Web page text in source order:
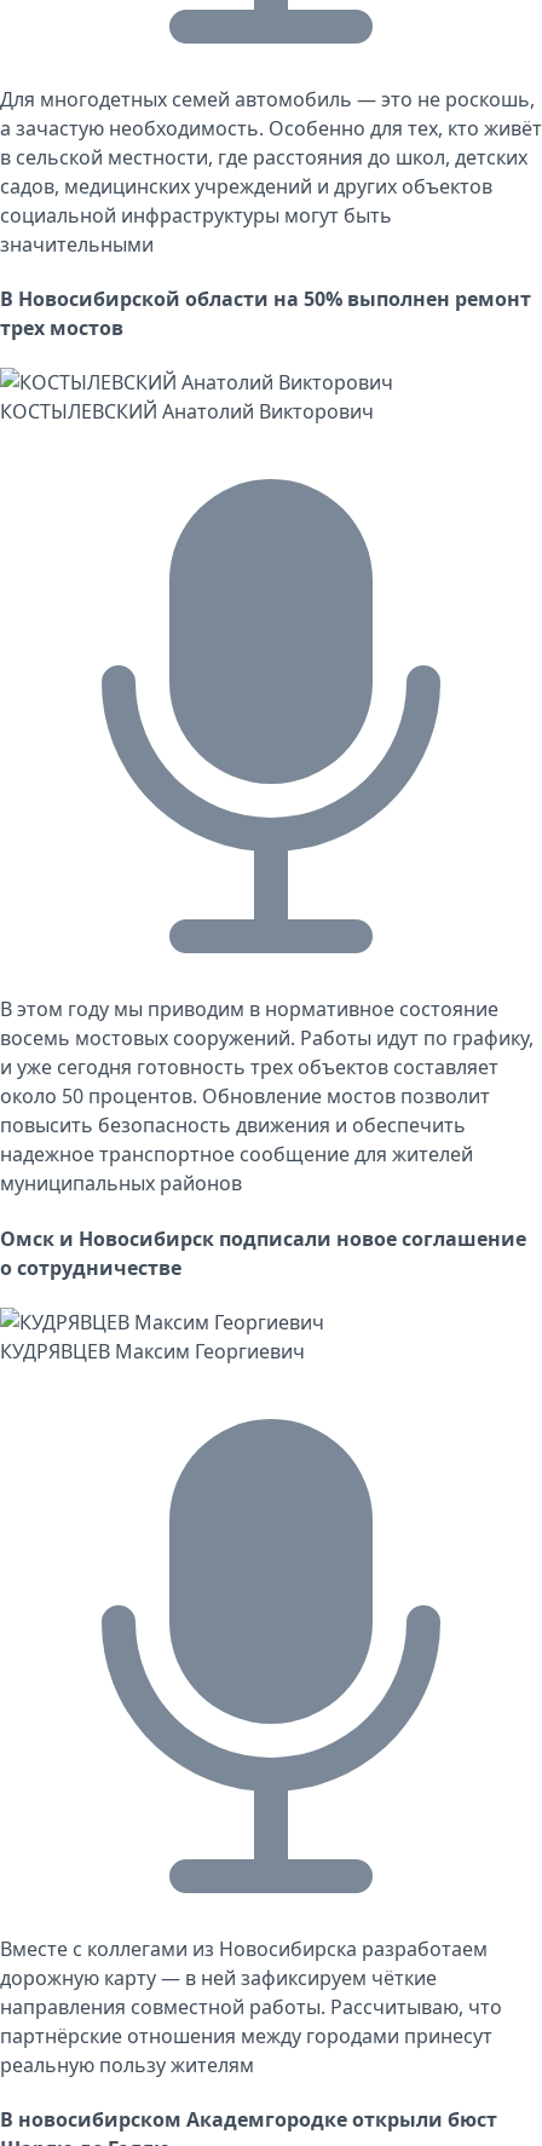
Для многодетных семей автомобиль — это не роскошь,
а зачастую необходимость. Особенно для тех, кто живёт
в сельской местности, где расстояния до школ, детских
садов, медицинских учреждений и других объектов
социальной инфраструктуры могут быть
значительными
В Новосибирской области на 50% выполнен ремонт
трех мостов
КОСТЫЛЕВСКИЙ Анатолий Викторович
В этом году мы приводим в нормативное состояние
восемь мостовых сооружений. Работы идут по графику,
и уже сегодня готовность трех объектов составляет
около 50 процентов. Обновление мостов позволит
повысить безопасность движения и обеспечить
надежное транспортное сообщение для жителей
муниципальных районов
Омск и Новосибирск подписали новое соглашение
о сотрудничестве
КУДРЯВЦЕВ Максим Георгиевич
Вместе с коллегами из Новосибирска разработаем
дорожную карту — в ней зафиксируем чёткие
направления совместной работы. Рассчитываю, что
партнёрские отношения между городами принесут
реальную пользу жителям
В новосибирском Академгородке открыли бюст